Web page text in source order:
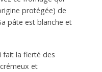
protégée) de
pâte est blanche et
fait la fierté des
et